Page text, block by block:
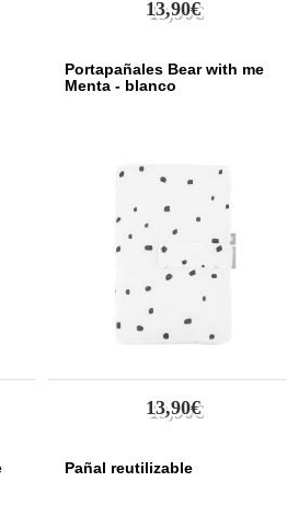
13,90€
Portapañales Bear with me
Menta - blanco
13,90€
Pañal reutilizable